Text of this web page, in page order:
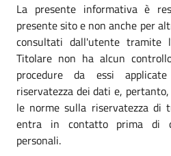
La presente informativa è
presente sito e non anche per
consultati dall'utente
Titolare non ha alcun
procedure da essi
riservatezza dei dati e,
le norme sulla riservatezza
entra in contatto prima di
personali.